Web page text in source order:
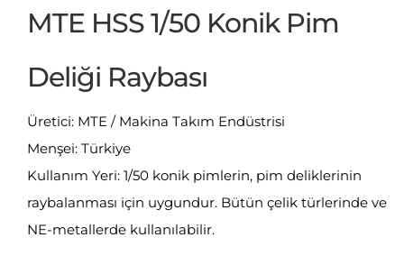
MTE HSS 1/50 Konik Pim
Deliği Raybası
Üretici: MTE / Makina Takım Endüstrisi
Menşei: Türkiye
Kullanım Yeri: 1/50 konik pimlerin, pim deliklerinin
raybalanması için uygundur. Bütün çelik türlerinde ve
NE-metallerde kullanılabilir.